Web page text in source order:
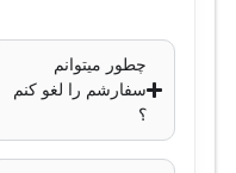
چطور میتوانم
سفارشم را لغو کنم
؟